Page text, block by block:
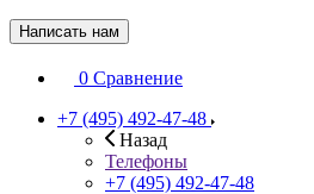
Написать нам
0 Сравнение
+7 (495) 492-47-48
Назад
Телефоны
+7 (495) 492-47-48